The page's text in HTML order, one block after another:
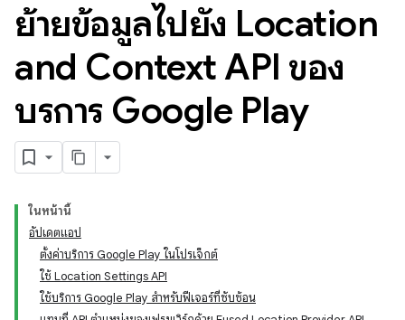
ย้ายข้อมูลไปยัง Location
and Context API ของ
บริการ Google Play
ในหน้านี้
อัปเดตแอป
ตั้งค่าบริการ Google Play ในโปรเจ็กต์
ใช้ Location Settings API
ใช้บริการ Google Play สำหรับฟีเจอร์ที่ซับซ้อน